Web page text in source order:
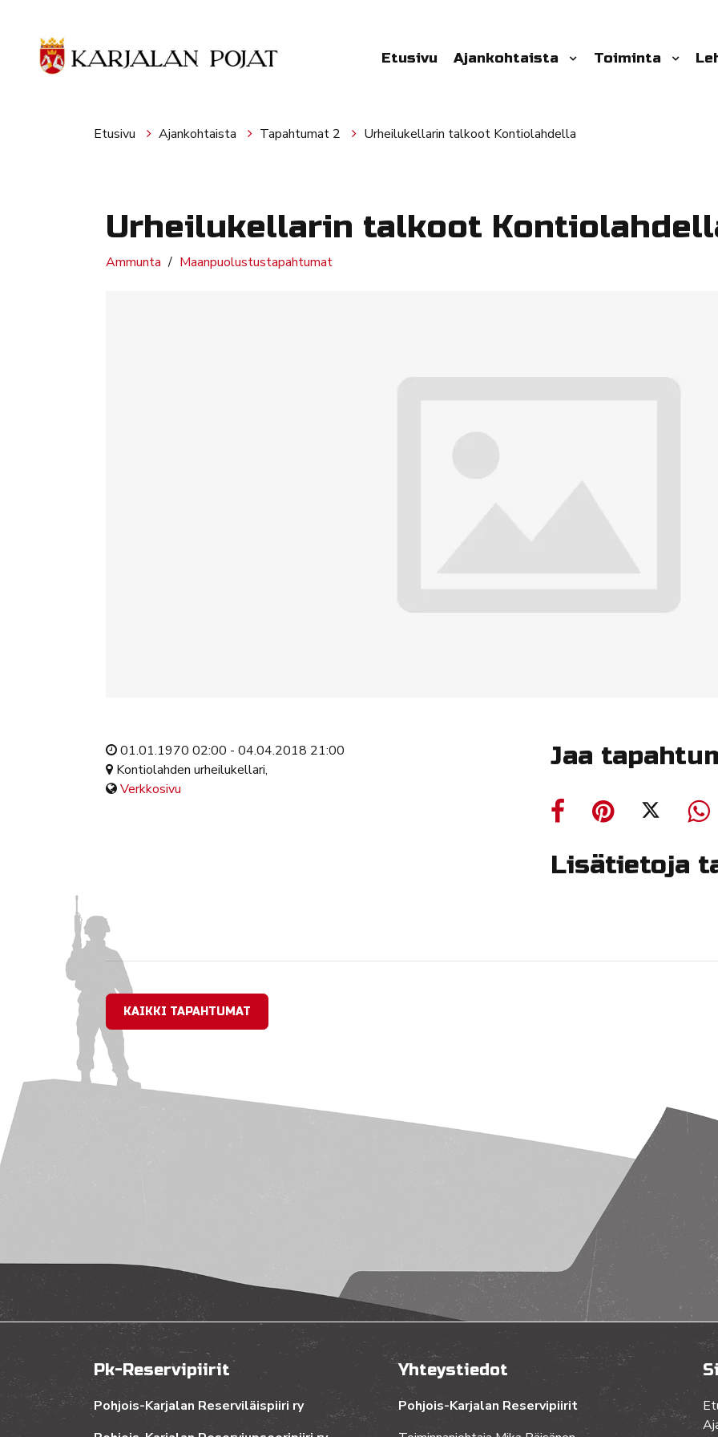
Etusivu Ajankohtaista Toiminta
Etusivu Ajankohtaista Tapahtumat 2 Urheilukellarin talkoot Kontiolahdella
Urheilukellarin talkoot
Ammunta Maanpuolustustapahtumat
01.01.1970 02:00 - 04.04.2018 21:00
Kontiolahden urheilukellari,
Verkkosivu
Jaa
Lisätietoja
KAIKKI TAPAHTUMAT
Pk-Reservipiirit
Pohjois-Karjalan Reserviläispiiri ry
Yhteystiedot
Pohjois-Karjalan Reservipiirit